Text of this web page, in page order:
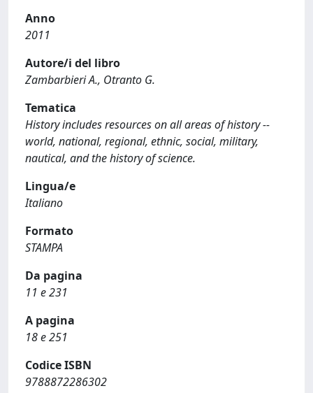
Anno
2011
Autore/i del libro
Zambarbieri A., Otranto G.
Tematica
History includes resources on all areas of history --
world, national, regional, ethnic, social, military,
nautical, and the history of science.
Lingua/e
Italiano
Formato
STAMPA
Da pagina
11 e 231
A pagina
18 e 251
Codice ISBN
9788872286302